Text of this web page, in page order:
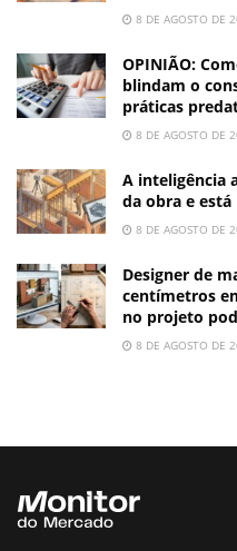
8 DE AGOSTO DE
OPINIÃO:
blindam o
práticas
8 DE AGOSTO DE
A inteligência
da obra e
8 DE AGOSTO DE
Designer de
centímetros
no projeto
8 DE AGOSTO DE